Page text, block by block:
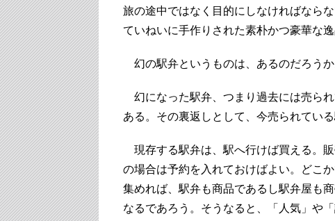
旅の途中ではなく目的にしなければならな
ていねいに手作りされた素朴かつ豪華な逸
幻の駅弁というものは、あるのだろうか
幻になった駅弁、つまり過去には売ら
ある。その裏返しとして、今売られてい
現存する駅弁は、駅へ行けば買える。
の場合は予約を入れておけばよい。どこ
集めれば、駅弁も商品であるし駅弁屋も
なるであろう。そうなると、「人気」や